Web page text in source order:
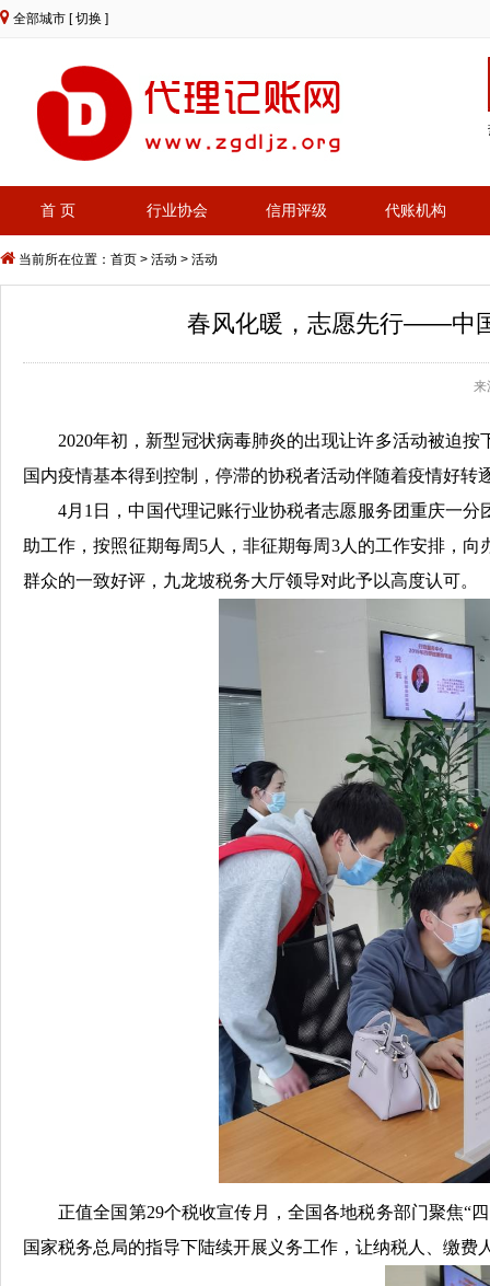
全部城市 [ 切换 ]
首 页 行业协会 信用评级 代账机构
当前所在位置： 首页 > 活动 > 活动
春风化暖，志愿先行——中
来
2020年初，新型冠状病毒肺炎的出现让许多活动被迫
国内疫情基本得到控制，停滞的协税者活动伴随着疫情好转
4月1日，中国代理记账行业协税者志愿服务团重庆一
助工作，按照征期每周5人，非征期每周3人的工作安排，
群众的一致好评，九龙坡税务大厅领导对此予以高度认可。
正值全国第29个税收宣传月，全国各地税务部门聚焦“
国家税务总局的指导下陆续开展义务工作，让纳税人、缴费